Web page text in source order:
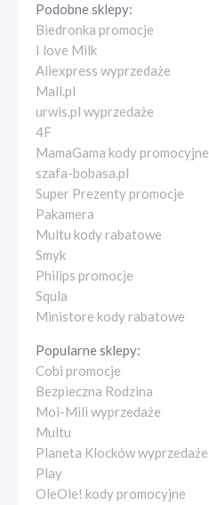
Podobne sklepy:
Biedronka promocje
I love Milk
Aliexpress wyprzedaże
Mall.pl
urwis.pl wyprzedaże
4F
MamaGama kody promocyjne
szafa-bobasa.pl
Super Prezenty promocje
Pakamera
Multu kody rabatowe
Smyk
Philips promocje
Squla
Ministore kody rabatowe
Popularne sklepy:
Cobi promocje
Bezpieczna Rodzina
Moi-Mili wyprzedaże
Multu
Planeta Klocków wyprzedaże
Play
OleOle! kody promocyjne